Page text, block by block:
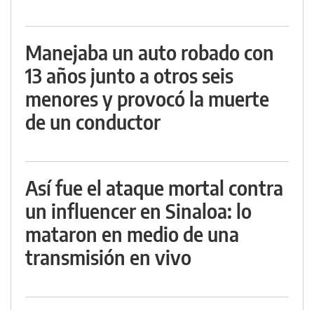
Manejaba un auto robado con
13 años junto a otros seis
menores y provocó la muerte
de un conductor
Así fue el ataque mortal contra
un influencer en Sinaloa: lo
mataron en medio de una
transmisión en vivo